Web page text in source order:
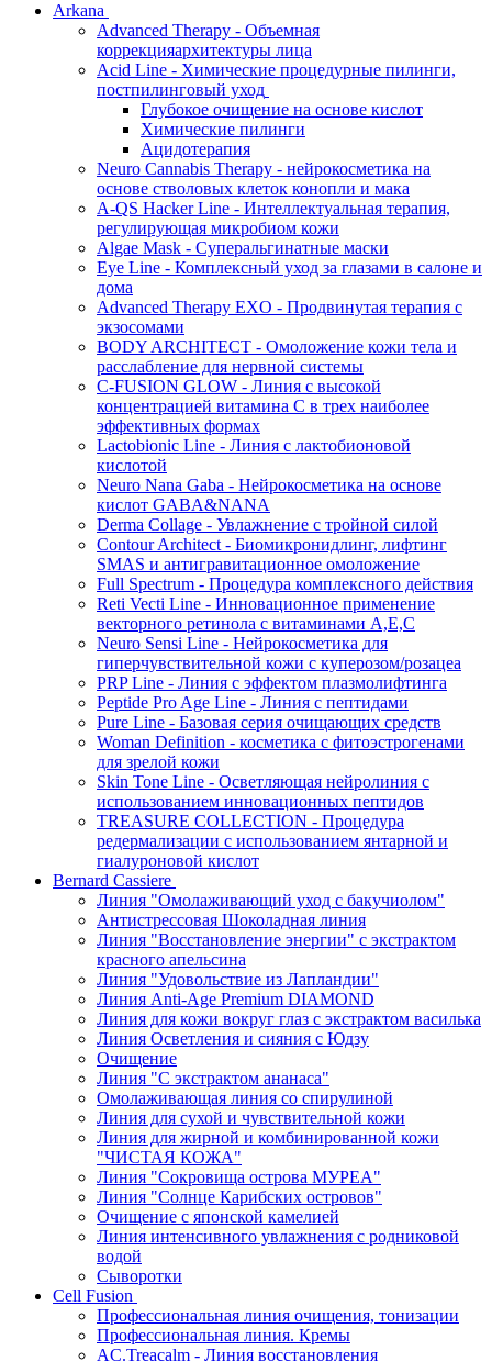
Arkana
Advanced Therapy - Объемная
коррекцияархитектуры лица
Acid Line - Химические процедурные пилинги,
постпилинговый уход
Глубокое очищение на основе кислот
Химические пилинги
Ацидотерапия
Neuro Cannabis Therapy - нейрокосметика на
основе стволовых клеток конопли и мака
A-QS Hacker Line - Интеллектуальная терапия,
регулирующая микробиом кожи
Algae Mask - Суперальгинатные маски
Eye Line - Комплексный уход за глазами в салоне и
дома
Advanced Therapy EXO - Продвинутая терапия с
экзосомами
BODY ARCHITECT - Омоложение кожи тела и
расслабление для нервной системы
C-FUSION GLOW - Линия с высокой
концентрацией витамина C в трех наиболее
эффективных формах
Lactobionic Line - Линия с лактобионовой
кислотой
Neuro Nana Gaba - Нейрокосметика на основе
кислот GABA&NANA
Derma Collage - Увлажнение с тройной силой
Contour Architect - Биомикронидлинг, лифтинг
SMAS и антигравитационное омоложение
Full Spectrum - Процедура комплексного действия
Reti Vecti Line - Инновационное применение
векторного ретинола с витаминами A,Е,С
Neuro Sensi Line - Нейрокосметика для
гиперчувствительной кожи с куперозом/розацеа
PRP Line - Линия с эффектом плазмолифтинга
Peptide Pro Age Line - Линия с пептидами
Pure Line - Базовая серия очищающих средств
Woman Definition - косметика с фитоэстрогенами
для зрелой кожи
Skin Tone Line - Осветляющая нейролиния с
использованием инновационных пептидов
TREASURE COLLECTION - Процедура
редермализации с использованием янтарной и
гиалуроновой кислот
Bernard Cassiere
Линия "Омолаживающий уход с бакучиолом"
Антистрессовая Шоколадная линия
Линия "Восстановление энергии" с экстрактом
красного апельсина
Линия "Удовольствие из Лапландии"
Линия Anti-Age Premium DIAMOND
Линия для кожи вокруг глаз с экстрактом василька
Линия Осветления и сияния с Юдзу
Очищение
Линия "С экстрактом ананаса"
Омолаживающая линия со спирулиной
Линия для сухой и чувствительной кожи
Линия для жирной и комбинированной кожи
"ЧИСТАЯ КОЖА"
Линия "Сокровища острова МУРЕА"
Линия "Солнце Карибских островов"
Очищение с японской камелией
Линия интенсивного увлажнения с родниковой
водой
Сыворотки
Cell Fusion
Профессиональная линия очищения, тонизации
Профессиональная линия. Кремы
AC.Treacalm - Линия восстановления